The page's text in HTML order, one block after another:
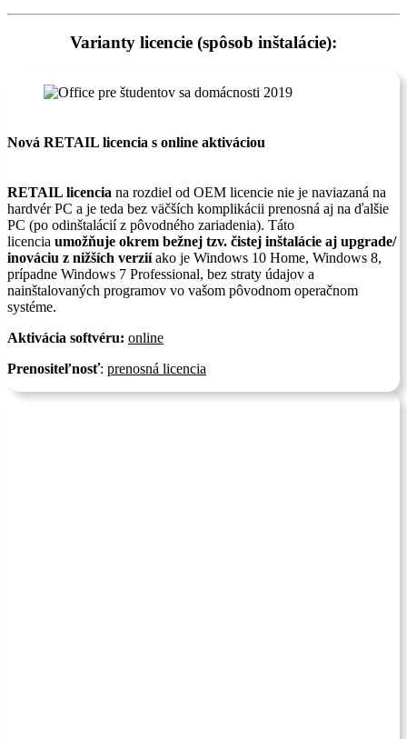
Varianty licencie (spôsob inštalácie):
Nová RETAIL licencia s online aktiváciou
RETAIL licencia na rozdiel od OEM licencie nie je naviazaná na
hardvér PC a je teda bez väčších komplikácii prenosná aj na ďalšie
PC (po odinštalácií z pôvodného zariadenia). Táto
licencia umožňuje okrem bežnej tzv. čistej inštalácie aj upgrade/
inováciu z nižších verziíako je Windows 10 Home, Windows 8,
prípadne Windows 7 Professional, bez straty údajov a
nainštalovaných programov vo vašom pôvodnom operačnom
systéme.
Aktivácia softvéru: online
Prenositeľnosť: prenosná licencia